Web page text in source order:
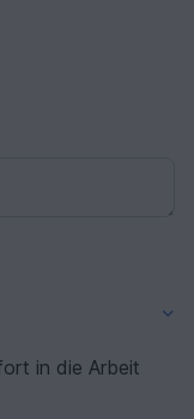
in die Arbeit